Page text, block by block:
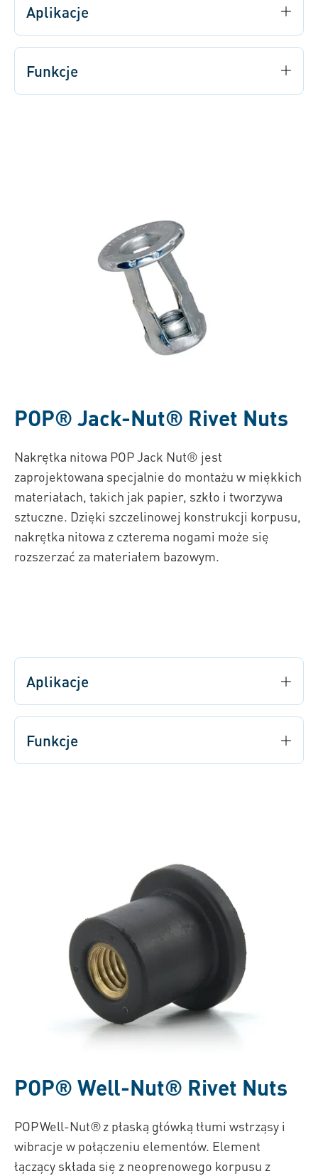
Aplikacje
Funkcje
POP® Jack-Nut® Rivet Nuts
Nakrętka nitowa POP Jack Nut® jest
zaprojektowana specjalnie do montażu w miękkich
materiałach, takich jak papier, szkło i tworzywa
sztuczne. Dzięki szczelinowej konstrukcji korpusu,
nakrętka nitowa z czterema nogami może się
rozszerzać za materiałem bazowym.
Aplikacje
Funkcje
POP® Well-Nut® Rivet Nuts
POP Well-Nut® z płaską główką tłumi wstrząsy i
wibracje w połączeniu elementów. Element
łączący składa się z neoprenowego korpusu z